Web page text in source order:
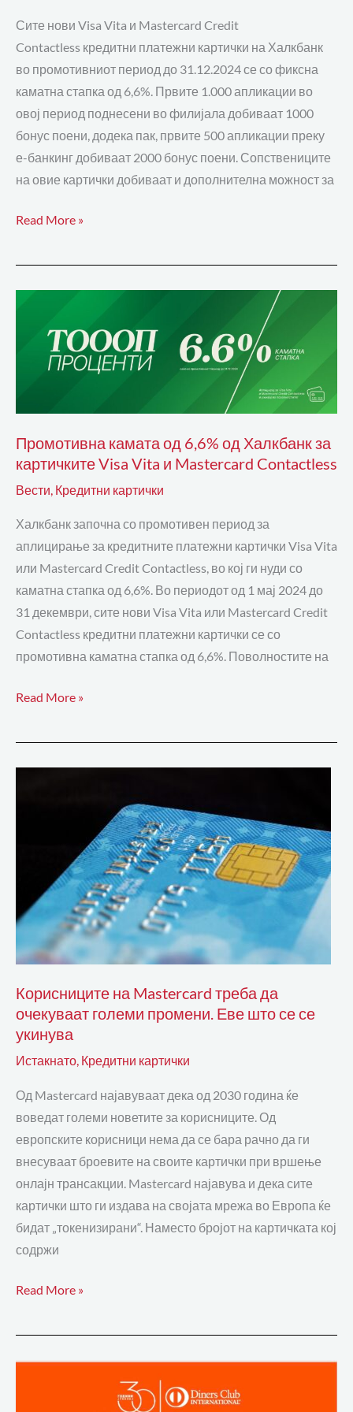
Сите нови Visa Vita и Mastercard Credit
Contactless кредитни платежни картички на Халкбанк
во промотивниот период до 31.12.2024 се со фиксна
каматна стапка од 6,6%. Првите 1.000 апликации во
овој период поднесени во филијала добиваат 1000
бонус поени, додека пак, првите 500 апликации преку
е-банкинг добиваат 2000 бонус поени. Сопствениците
на овие картички добиваат и дополнителна можност за
Read More »
Промотивна камата од 6,6% од Халкбанк за
картичките Visa Vita и Mastercard Contactless
Вести, Кредитни картички
Халкбанк започна со промотивен период за
аплицирање за кредитните платежни картички Visa Vita
или Mastercard Credit Contactless, во кој ги нуди со
каматна стапка од 6,6%. Во периодот од 1 мај 2024 до
31 декември, сите нови Visa Vita или Mastercard Credit
Contactless кредитни платежни картички се со
промотивна каматна стапка од 6,6%. Поволностите на
Халкбанк
картичките
Visa
Vita
и
Mastercard
Contactless
Read More »
Корисниците на Mastercard треба да
очекуваат големи промени. Еве што се се
укинува
Истакнато, Кредитни картички
Од Mastercard најавуваат дека од 2030 година ќе
воведат големи новетите за корисниците. Од
европските корисници нема да се бара рачно да ги
внесуваат броевите на своите картички при вршење
онлајн трансакции. Mastercard најавува и дека сите
картички што ги издава на својата мрежа во Европа ќе
бидат „токенизирани“. Наместо бројот на картичката кој
содржи
очекуваат
големи
промени.
Еве
се
се
укинува
Read More »